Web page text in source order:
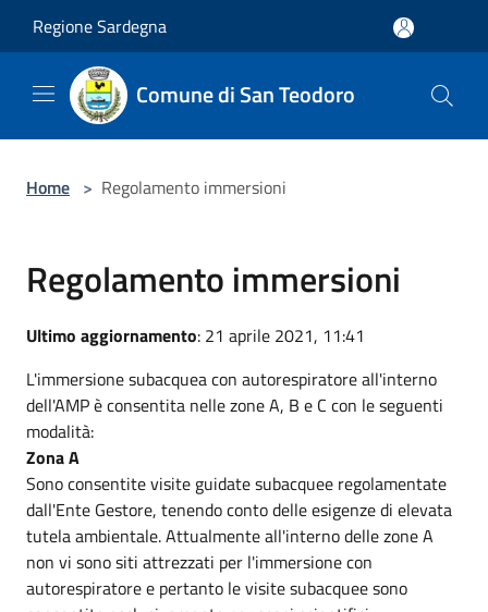
Regione Sardegna
Comune di San Teodoro
Home > Regolamento immersioni
Regolamento immersioni
Ultimo aggiornamento: 21 aprile 2021, 11:41
L'immersione subacquea con autorespiratore all'interno
dell'AMP è consentita nelle zone A, B e C con le seguenti
modalità:
Zona A
Sono consentite visite guidate subacquee regolamentate
dall'Ente Gestore, tenendo conto delle esigenze di elevata
tutela ambientale. Attualmente all'interno delle zone A
non vi sono siti attrezzati per l'immersione con
autorespiratore e pertanto le visite subacquee sono